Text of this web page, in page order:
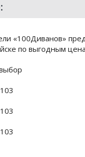
«100Диванов»
по выгодным